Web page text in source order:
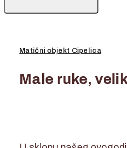
Matični objekt Cipelica
Male ruke,